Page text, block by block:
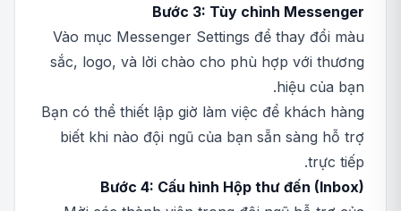
Bước 3: Tùy chỉnh Messenger
Vào mục Messenger Settings để thay đổi màu
sắc, logo, và lời chào cho phù hợp với thương
hiệu của bạn.
Bạn có thể thiết lập giờ làm việc để khách hàng
biết khi nào đội ngũ của bạn sẵn sàng hỗ trợ
trực tiếp.
Bước 4: Cấu hình Hộp thư đến (Inbox)